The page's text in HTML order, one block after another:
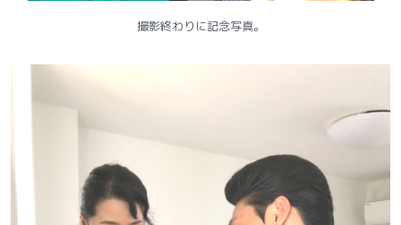
撮影終わりに記念写真。